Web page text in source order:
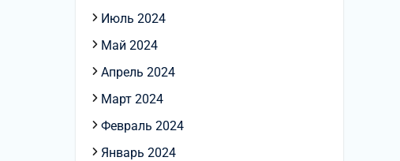
Июль 2024
Май 2024
Апрель 2024
Март 2024
Февраль 2024
Январь 2024